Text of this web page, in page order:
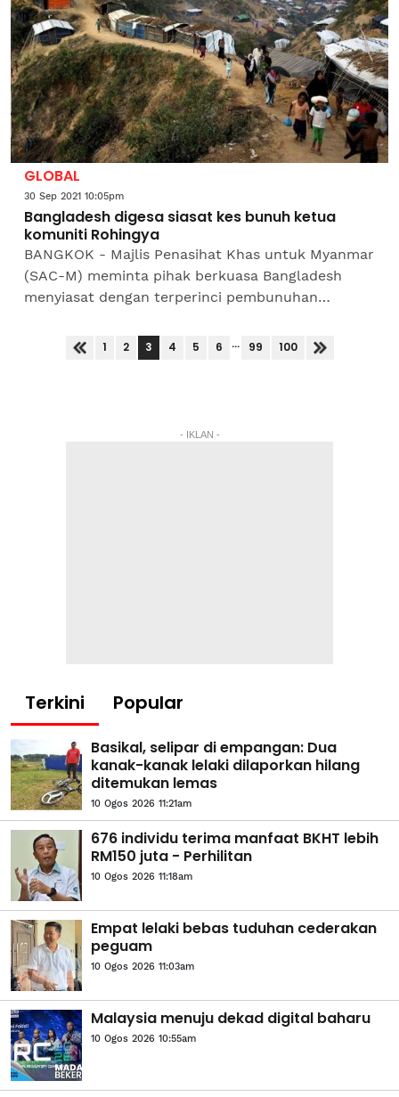
GLOBAL
30 Sep 2021 10:05pm
Bangladesh digesa siasat kes bunuh ketua
komuniti Rohingya
BANGKOK - Majlis Penasihat Khas untuk Myanmar
(SAC-M) meminta pihak berkuasa Bangladesh
menyiasat dengan terperinci pembunuhan
mati di sebuah kem pelarian...
1 2 3 4 5 6 ... 99 100
- IKLAN -
Terkini Popular
Basikal, selipar di empangan: Dua
kanak-kanak lelaki dilaporkan hilang
ditemukan lemas
10 Ogos 2026 11:21am
676 individu terima manfaat BKHT lebih
RM150 juta - Perhilitan
10 Ogos 2026 11:18am
Empat lelaki bebas tuduhan cederakan
peguam
10 Ogos 2026 11:03am
Malaysia menuju dekad digital baharu
10 Ogos 2026 10:55am